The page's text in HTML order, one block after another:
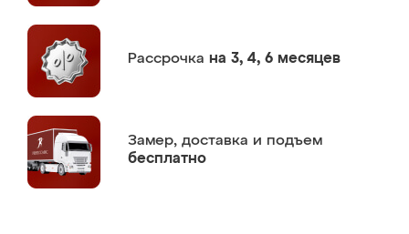
Рассрочка на 3, 4, 6 месяцев
Замер, доставка и подъем
бесплатно